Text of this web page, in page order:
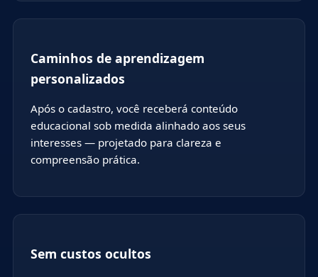
Caminhos de aprendizagem
personalizados
Após o cadastro, você receberá conteúdo
educacional sob medida alinhado aos seus
interesses — projetado para clareza e
compreensão prática.
Sem custos ocultos